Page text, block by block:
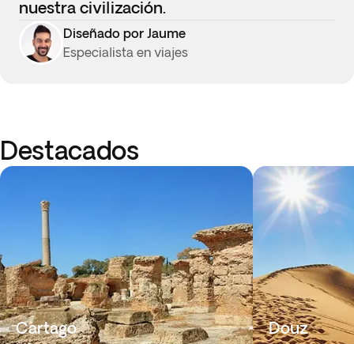
nuestra civilización.
Diseñado por Jaume
Especialista en viajes
Destacados
Cartago Douz